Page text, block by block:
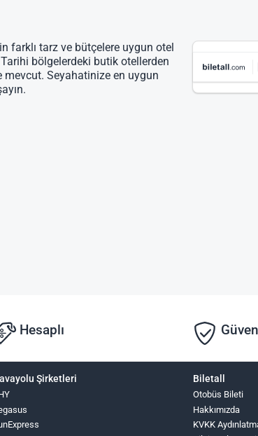
farklı tarz ve bütçelere uygun otel
bölgelerdeki butik otellerden
Seyahatinize en uygun
Hesaplı
Şirketleri Biletall
Otobüs Bileti
Hakkımızda
KVKK